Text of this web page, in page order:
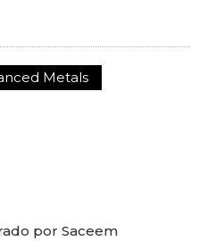
Metals
por Saceem